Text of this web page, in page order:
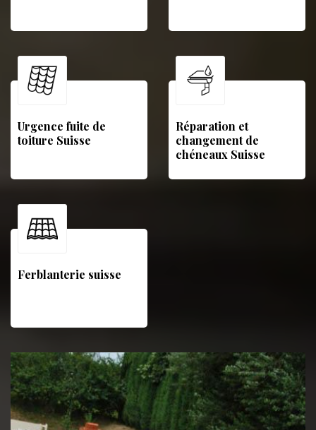
Urgence fuite de
toiture Suisse
Réparation et
changement de
chéneaux Suisse
Ferblanterie suisse